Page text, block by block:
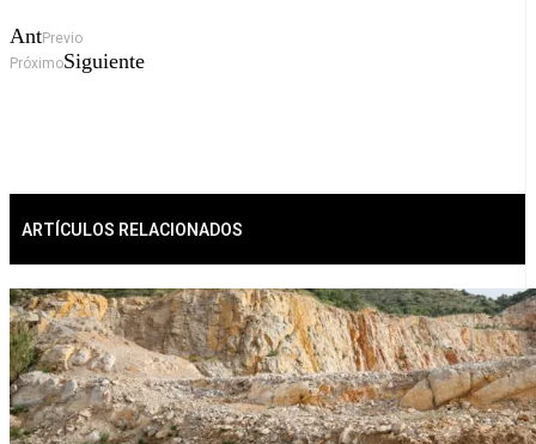
AntPrevio
PróximoSiguiente
ARTÍCULOS RELACIONADOS